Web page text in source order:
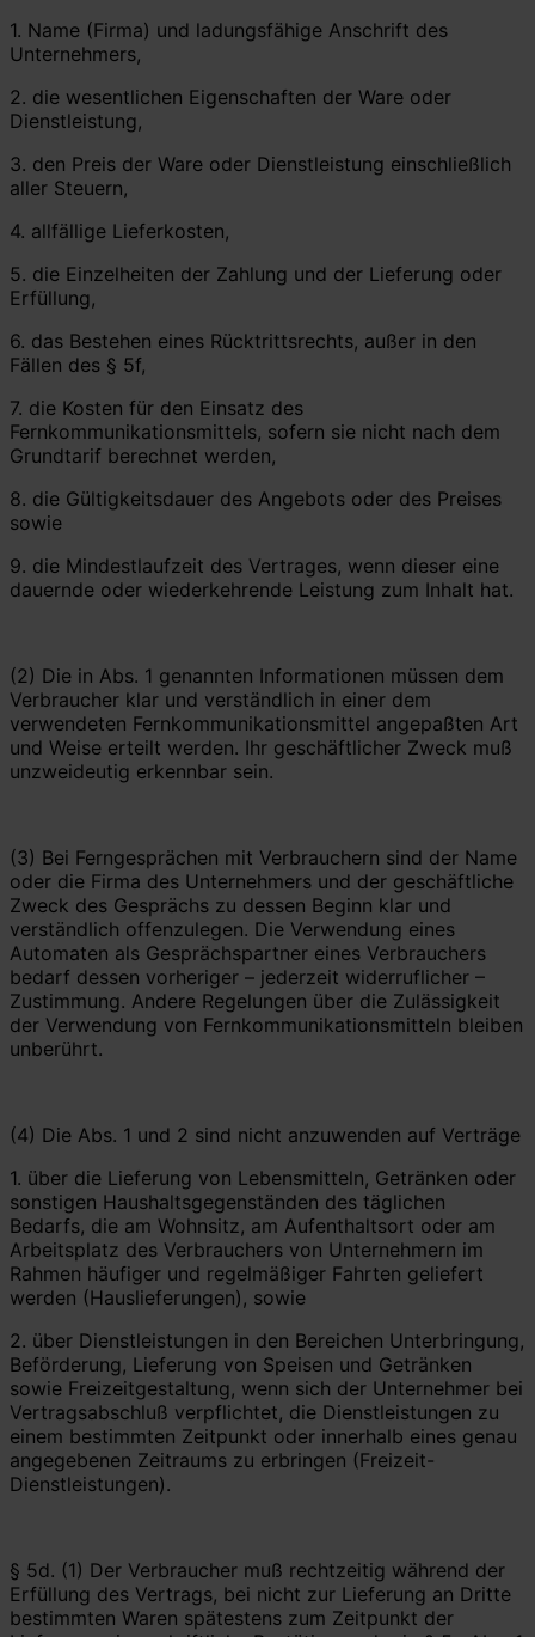
1. Name (Firma) und ladungsfähige Anschrift des
Unternehmers,
2. die wesentlichen Eigenschaften der Ware oder
Dienstleistung,
3. den Preis der Ware oder Dienstleistung einschließlich
aller Steuern,
4. allfällige Lieferkosten,
5. die Einzelheiten der Zahlung und der Lieferung oder
Erfüllung,
6. das Bestehen eines Rücktrittsrechts, außer in den
Fällen des § 5f,
7. die Kosten für den Einsatz des
Fernkommunikationsmittels, sofern sie nicht nach dem
Grundtarif berechnet werden,
8. die Gültigkeitsdauer des Angebots oder des Preises
sowie
9. die Mindestlaufzeit des Vertrages, wenn dieser eine
dauernde oder wiederkehrende Leistung zum Inhalt hat.
(2) Die in Abs. 1 genannten Informationen müssen dem
Verbraucher klar und verständlich in einer dem
verwendeten Fernkommunikationsmittel angepaßten Art
und Weise erteilt werden. Ihr geschäftlicher Zweck muß
unzweideutig erkennbar sein.
(3) Bei Ferngesprächen mit Verbrauchern sind der Name
oder die Firma des Unternehmers und der geschäftliche
Zweck des Gesprächs zu dessen Beginn klar und
verständlich offenzulegen. Die Verwendung eines
Automaten als Gesprächspartner eines Verbrauchers
bedarf dessen vorheriger – jederzeit widerruflicher –
Zustimmung. Andere Regelungen über die Zulässigkeit
der Verwendung von Fernkommunikationsmitteln bleiben
unberührt.
(4) Die Abs. 1 und 2 sind nicht anzuwenden auf Verträge
1. über die Lieferung von Lebensmitteln, Getränken oder
sonstigen Haushaltsgegenständen des täglichen
Bedarfs, die am Wohnsitz, am Aufenthaltsort oder am
Arbeitsplatz des Verbrauchers von Unternehmern im
Rahmen häufiger und regelmäßiger Fahrten geliefert
werden (Hauslieferungen), sowie
2. über Dienstleistungen in den Bereichen Unterbringung,
Beförderung, Lieferung von Speisen und Getränken
sowie Freizeitgestaltung, wenn sich der Unternehmer bei
Vertragsabschluß verpflichtet, die Dienstleistungen zu
einem bestimmten Zeitpunkt oder innerhalb eines genau
angegebenen Zeitraums zu erbringen (Freizeit-
Dienstleistungen).
§ 5d. (1) Der Verbraucher muß rechtzeitig während der
Erfüllung des Vertrags, bei nicht zur Lieferung an Dritte
bestimmten Waren spätestens zum Zeitpunkt der